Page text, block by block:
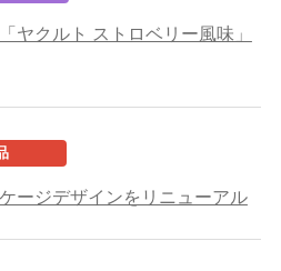
ヤクルト ストロベリー風味」
ージデザインをリニューアル